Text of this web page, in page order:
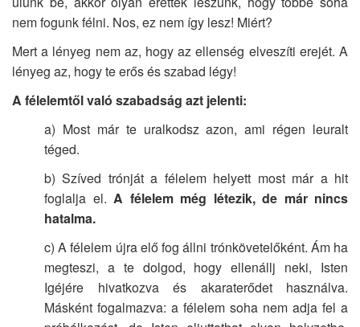
nem fogunk félni. Nos, ez nem így lesz! Miért?
Mert a lényeg nem az, hogy az ellenség elveszíti erejét. A
lényeg az, hogy te erős és szabad légy!
A félelemtől való szabadság azt jelenti:
a) Most már te uralkodsz azon, ami régen leuralt
téged.
b) Szíved trónját a félelem helyett most már a hit
foglalja el. A félelem még létezik, de már nincs
hatalma.
c) A félelem újra elő fog állni trónkövetelőként. Ám ha
megteszi, a te dolgod, hogy ellenállj neki, Isten
Igéjére hivatkozva és akaraterődet használva.
Másként fogalmazva: a félelem soha nem adja fel a